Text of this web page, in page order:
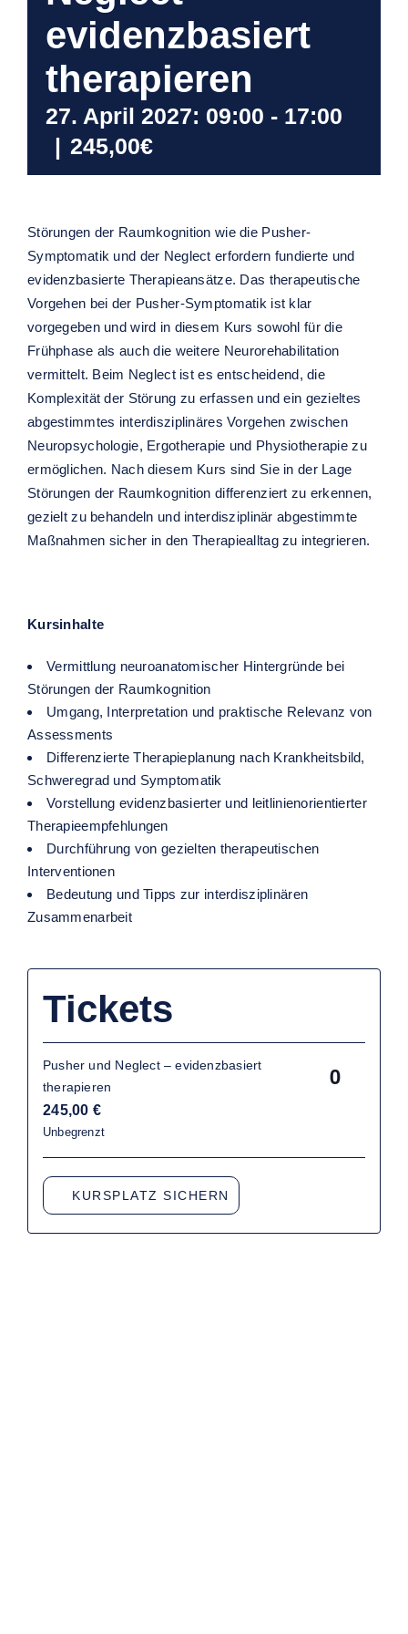
evidenzbasiert
therapieren
27. April 2027: 09:00 - 17:00
| 245,00€
Störungen der Raumkognition wie die Pusher-
Symptomatik und der Neglect erfordern fundierte und
evidenzbasierte Therapieansätze. Das therapeutische
Vorgehen bei der Pusher-Symptomatik ist klar
vorgegeben und wird in diesem Kurs sowohl für die
Frühphase als auch die weitere Neurorehabilitation
vermittelt. Beim Neglect ist es entscheidend, die
Komplexität der Störung zu erfassen und ein gezieltes
abgestimmtes interdisziplinäres Vorgehen zwischen
Neuropsychologie, Ergotherapie und Physiotherapie zu
ermöglichen. Nach diesem Kurs sind Sie in der Lage
Störungen der Raumkognition differenziert zu erkennen,
gezielt zu behandeln und interdisziplinär abgestimmte
Maßnahmen sicher in den Therapiealltag zu integrieren.
Kursinhalte
Vermittlung neuroanatomischer Hintergründe bei
Störungen der Raumkognition
Umgang, Interpretation und praktische Relevanz von
Assessments
Differenzierte Therapieplanung nach Krankheitsbild,
Schweregrad und Symptomatik
Vorstellung evidenzbasierter und leitlinienorientierter
Therapieempfehlungen
Durchführung von gezielten therapeutischen
Interventionen
Bedeutung und Tipps zur interdisziplinären
Zusammenarbeit
Tickets
Pusher und Neglect – evidenzbasiert
therapieren
245,00 €
Unbegrenzt
Anzahl